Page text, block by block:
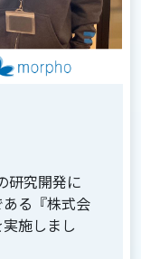
研究開発に
る『株式会
施しまし